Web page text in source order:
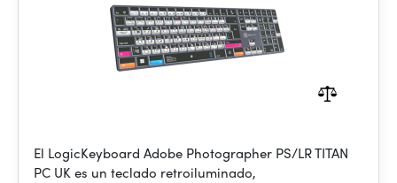
El LogicKeyboard Adobe Photographer PS/LR TITAN
PC UK es un teclado retroiluminado,